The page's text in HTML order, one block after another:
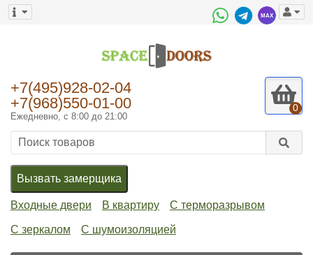
+7(495)928-02-04
+7(968)550-01-00
Ежедневно, с 8:00 до 21:00
0
Вызвать замерщика
Входные двери В квартиру С терморазрывом
С зеркалом С шумоизоляцией